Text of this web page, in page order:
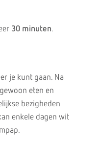
30 minuten.
je kunt gaan. Na
eten en
bezigheden
enkele dagen wit